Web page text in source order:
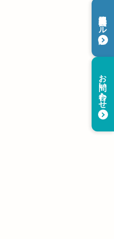
課題解決 無料メール診断
お問い合わせ